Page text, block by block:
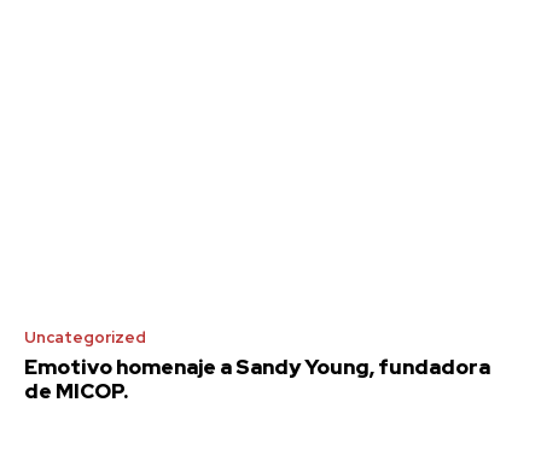
Uncategorized
Emotivo homenaje a Sandy Young, fundadora
de MICOP.